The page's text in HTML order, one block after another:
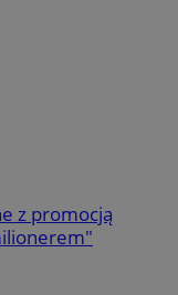
z promocją